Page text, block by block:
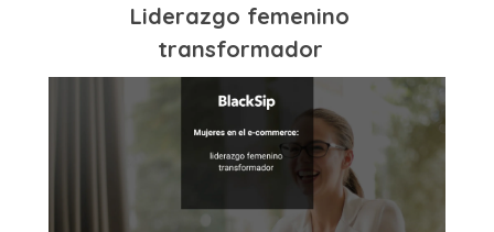
Liderazgo femenino
transformador